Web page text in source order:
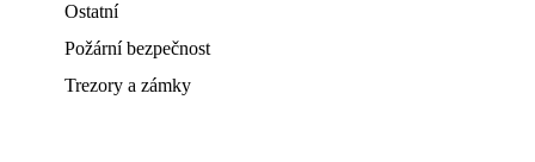
Ostatní
Požární bezpečnost
Trezory a zámky